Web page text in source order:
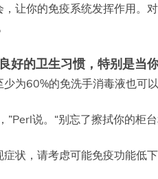
让你的免疫系统发挥作用。
好的卫生习惯，特别是当
为60%的免洗手消毒液也可以
”Perl说。“别忘了擦拭你的柜
状，请考虑可能免疫功能低